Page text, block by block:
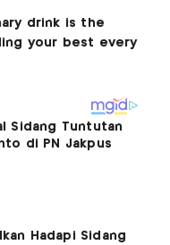
Sidang Tuntutan
di PN Jakpus
Hadapi Sidang